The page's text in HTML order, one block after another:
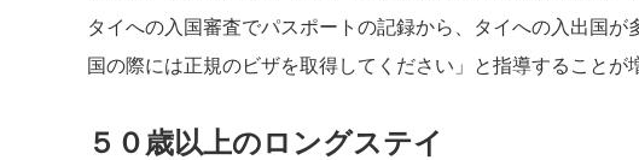
タイへの入国審査でパスポートの記録から、タイへの入出国
国の際には正規のビザを取得してください」と指導することが
５０歳以上のロングステイ